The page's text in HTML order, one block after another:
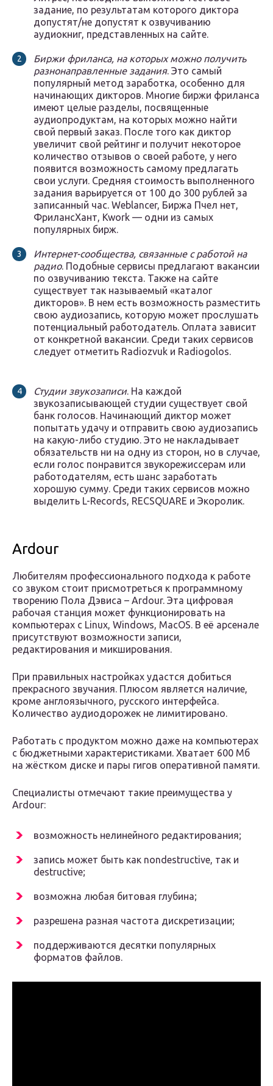
задание, по результатам которого диктора
допустят/не допустят к озвучиванию
аудиокниг, представленных на сайте.
Биржи фриланса, на которых можно получить
разнонаправленные задания. Это самый
популярный метод заработка, особенно для
начинающих дикторов. Многие биржи фриланса
имеют целые разделы, посвященные
аудиопродуктам, на которых можно найти
свой первый заказ. После того как диктор
увеличит свой рейтинг и получит некоторое
количество отзывов о своей работе, у него
появится возможность самому предлагать
свои услуги. Средняя стоимость выполненного
задания варьируется от 100 до 300 рублей за
записанный час. Weblancer, Биржа Пчел нет,
ФрилансХант, Kwork — одни из самых
популярных бирж.
Интернет-сообщества, связанные с работой на
радио. Подобные сервисы предлагают вакансии
по озвучиванию текста. Также на сайте
существует так называемый «каталог
дикторов». В нем есть возможность разместить
свою аудиозапись, которую может прослушать
потенциальный работодатель. Оплата зависит
от конкретной вакансии. Среди таких сервисов
следует отметить Radiozvuk и Radiogolos.
Студии звукозаписи. На каждой
звукозаписывающей студии существует свой
банк голосов. Начинающий диктор может
попытать удачу и отправить свою аудиозапись
на какую-либо студию. Это не накладывает
обязательств ни на одну из сторон, но в случае,
если голос понравится звукорежиссерам или
работодателям, есть шанс заработать
хорошую сумму. Среди таких сервисов можно
выделить L-Records, RECSQUARE и Экоролик.
Ardour
Любителям профессионального подхода к работе
со звуком стоит присмотреться к программному
творению Пола Дэвиса – Ardour. Эта цифровая
рабочая станция может функционировать на
компьютерах с Linux, Windows, MacOS. В её арсенале
присутствуют возможности записи,
редактирования и микширования.
При правильных настройках удастся добиться
прекрасного звучания. Плюсом является наличие,
кроме англоязычного, русского интерфейса.
Количество аудиодорожек не лимитировано.
Работать с продуктом можно даже на компьютерах
с бюджетными характеристиками. Хватает 600 Мб
на жёстком диске и пары гигов оперативной памяти.
Специалисты отмечают такие преимущества у
Ardour:
возможность нелинейного редактирования;
запись может быть как nondestructive, так и
destructive;
возможна любая битовая глубина;
разрешена разная частота дискретизации;
поддерживаются десятки популярных
форматов файлов.